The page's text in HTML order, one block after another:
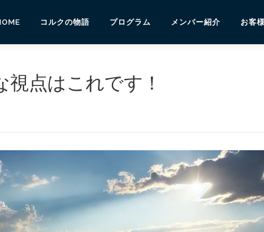
コルクの物語 プログラム メンバー紹介 お客
点はこれです！